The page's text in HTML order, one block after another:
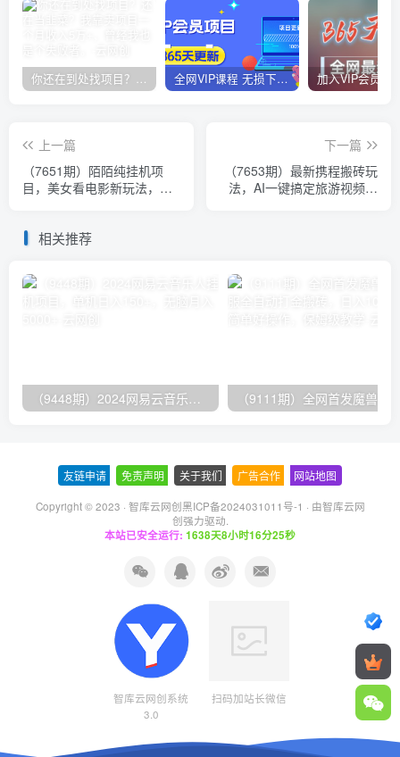
你还在到处找项目？还在当韭菜？我靠卖项目一个月收入5万+，曾经我也是个失败者。 全网VIP课程 无损下载~
上一篇
（7651期）陌陌纯挂机项
目，美女看电影新玩法，单
下一篇
（7653期）最新携程搬砖玩
法，AI一键搞定旅游视频，
相关推荐
友链申请 免责声明 关于我们 广告合作 网站地图
Copyright © 2023 · 智库云网创黑ICP备2024031011号-1 · 由智库云网
创强力驱动.
本站已安全运行: 1638天8小时16分25秒
智库云网创系统
3.0
扫码加站长微信